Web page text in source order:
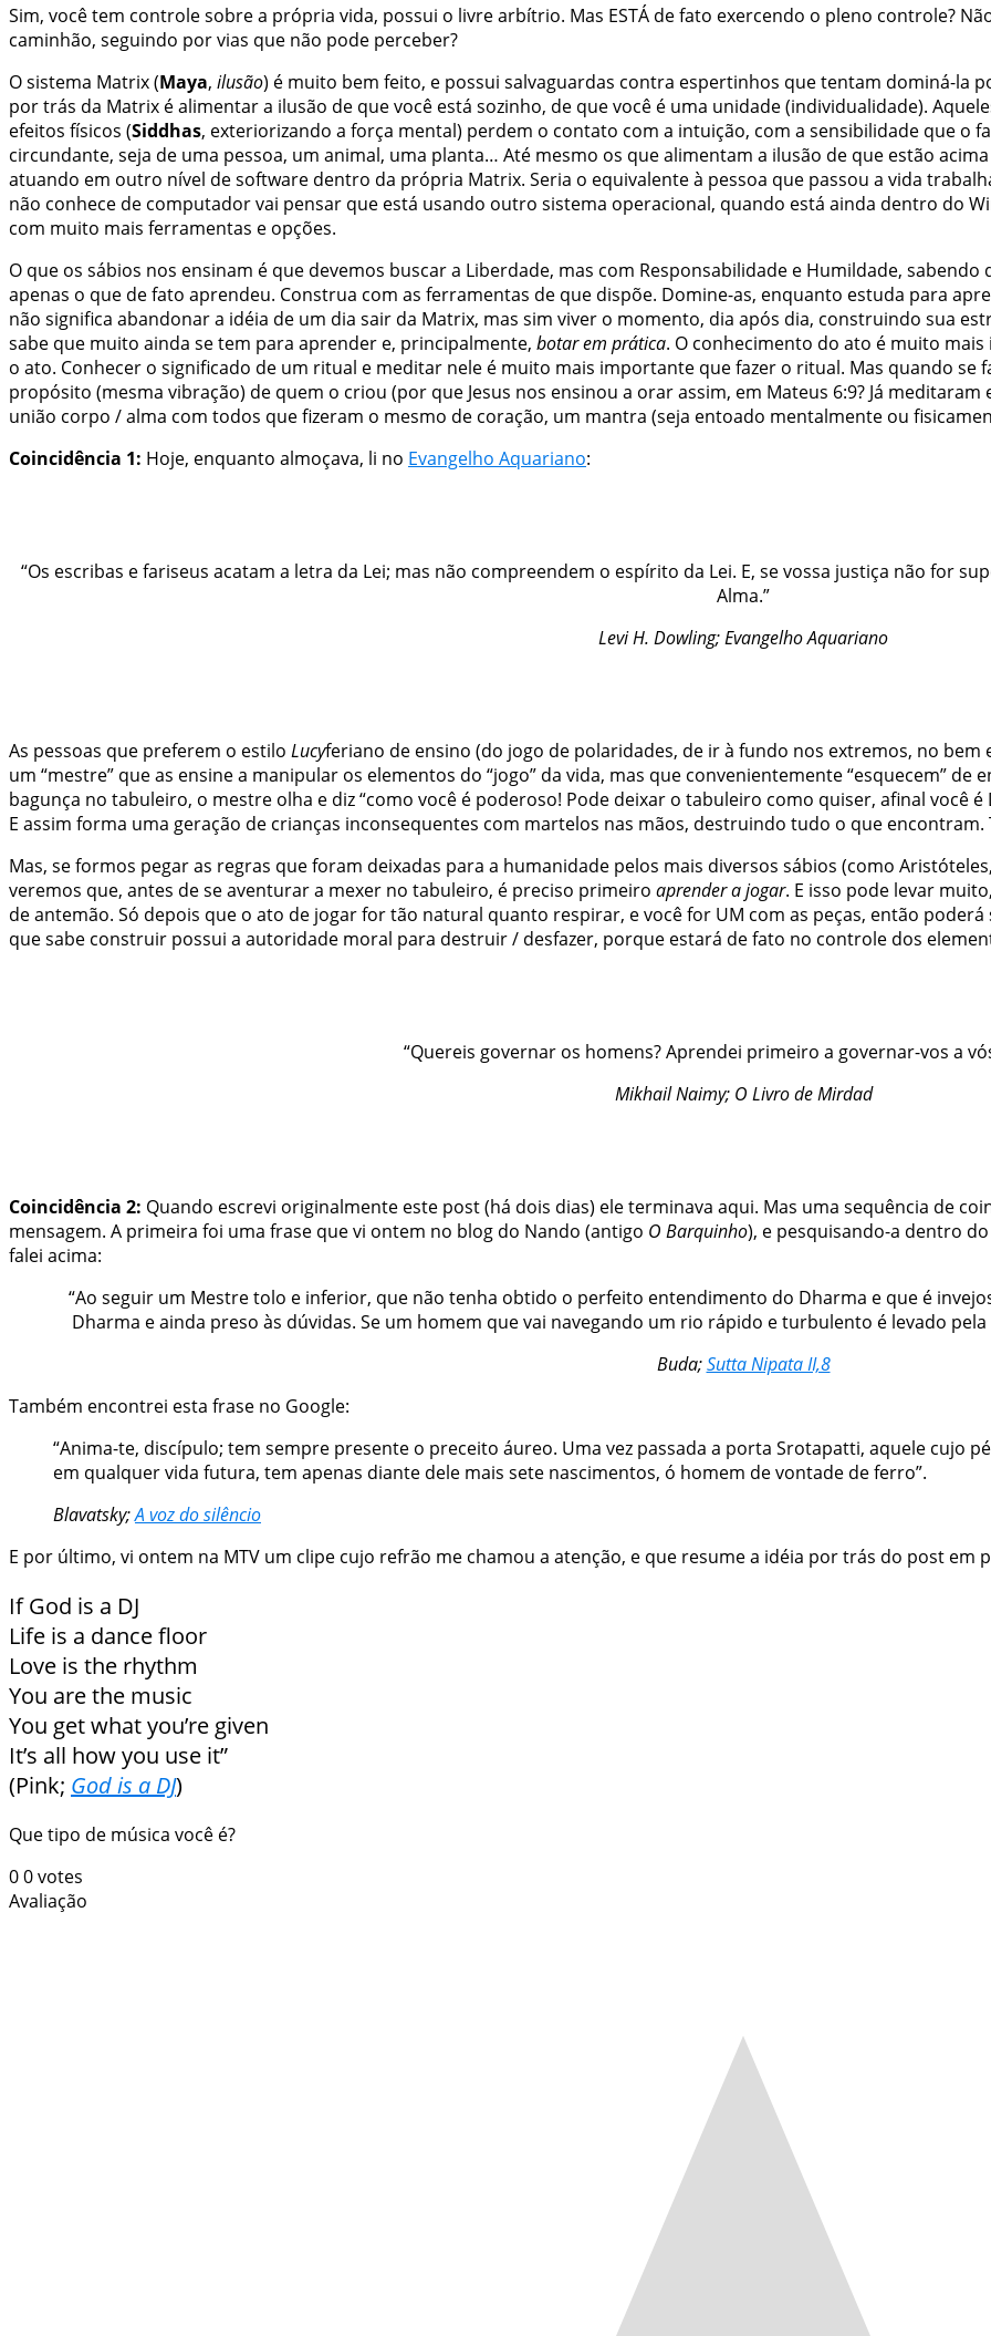
Sim, você tem controle sobre a própria vida, possui o livre arbítrio. Mas ESTÁ de fato exercendo o pleno controle?
caminhão, seguindo por vias que não pode perceber?
O sistema Matrix (Maya, ilusão) é muito bem feito, e possui salvaguardas contra espertinhos que tentam dominá-la
por trás da Matrix é alimentar a ilusão de que você está sozinho, de que você é uma unidade (individualidade).
efeitos físicos (Siddhas, exteriorizando a força mental) perdem o contato com a intuição, com a sensibilidade que o
circundante, seja de uma pessoa, um animal, uma planta… Até mesmo os que alimentam a ilusão de que estão
atuando em outro nível de software dentro da própria Matrix. Seria o equivalente à pessoa que passou a vida
não conhece de computador vai pensar que está usando outro sistema operacional, quando está ainda dentro do
com muito mais ferramentas e opções.
O que os sábios nos ensinam é que devemos buscar a Liberdade, mas com Responsabilidade e Humildade,
apenas o que de fato aprendeu. Construa com as ferramentas de que dispõe. Domine-as, enquanto estuda para
não significa abandonar a idéia de um dia sair da Matrix, mas sim viver o momento, dia após dia, construindo sua
sabe que muito ainda se tem para aprender e, principalmente, botar em prática. O conhecimento do ato é muito
o ato. Conhecer o significado de um ritual e meditar nele é muito mais importante que fazer o ritual. Mas quando se
propósito (mesma vibração) de quem o criou (por que Jesus nos ensinou a orar assim, em Mateus 6:9? Já
união corpo / alma com todos que fizeram o mesmo de coração, um mantra (seja entoado mentalmente ou
Coincidência 1: Hoje, enquanto almoçava, li no Evangelho Aquariano:
“Os escribas e fariseus acatam a letra da Lei; mas não compreendem o espírito da Lei. E, se vossa justiça não for
Alma.”
LeviH. Dowling;Evangelho Aquariano
As pessoas que preferem o estilo Lucyferiano de ensino (do jogo de polaridades, de ir à fundo nos extremos, no
um “mestre” que as ensine a manipular os elementos do “jogo” da vida, mas que convenientemente “esquecem”
bagunça no tabuleiro, o mestre olha e diz “como você é poderoso! Pode deixar o tabuleiro como quiser, afinal você
E assim forma uma geração de crianças inconsequentes com martelos nas mãos, destruindo tudo o que
Mas, se formos pegar as regras que foram deixadas para a humanidade pelos mais diversos sábios (como
veremos que, antes de se aventurar a mexer no tabuleiro, é preciso primeiro aprender a jogar. E isso pode levar
de antemão. Só depois que o ato de jogar for tão natural quanto respirar, e você for UM com as peças, então
que sabe construir possui a autoridade moral para destruir / desfazer, porque estará de fato no controle dos
“Quereis governar os homens? Aprendei primeiro a governar-vos a
Mikhail Naimy; O Livro de Mirdad
Coincidência 2: Quando escrevi originalmente este post (há dois dias) ele terminava aqui. Mas uma sequência de
mensagem. A primeira foi uma frase que vi ontem no blog do Nando (antigo O Barquinho), e pesquisando-a dentro
falei acima:
“Ao seguir um Mestre tolo e inferior, que não tenha obtido o perfeito entendimento do Dharma e que é
Dharma e ainda preso às dúvidas. Se um homem que vai navegando um rio rápido e turbulento é levado
Buda;Sutta Nipata II,8
Também encontrei esta frase no Google:
“Anima-te, discípulo; tem sempre presente o preceito áureo. Uma vez passada a porta Srotapatti, aquele cujo
em qualquer vida futura, tem apenas diante dele mais sete nascimentos, ó homem de vontade de ferro”.
Blavatsky;A voz do silêncio
E por último, vi ontem na MTV um clipe cujo refrão me chamou a atenção, e que resume a idéia por trás do post em
If God is a DJ
Life is a dance floor
Love is the rhythm
You are the music
You get what you’re given
It’s all how you use it”
(Pink; God is a DJ)
Que tipo de música você é?
00votes
Avaliação